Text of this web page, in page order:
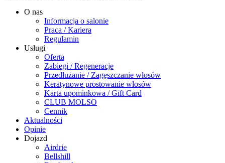
O nas
Informacja o salonie
Praca / Kariera
Regulamin
Usługi
Oferta
Zabiegi / Regeneracje
Przedłużanie / Zagęszczanie włosów
Keratynowe prostowanie włosów
Karta upominkowa / Gift Card
CLUB MOLSO
Cennik
Aktualności
Opinie
Dojazd
Airdrie
Bellshill